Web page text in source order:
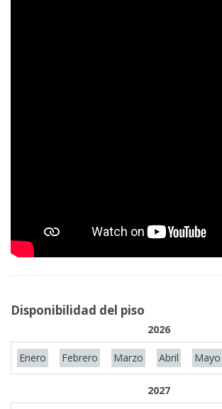
Disponibilidad del piso
2026
Enero Febrero Marzo Abril Mayo
2027